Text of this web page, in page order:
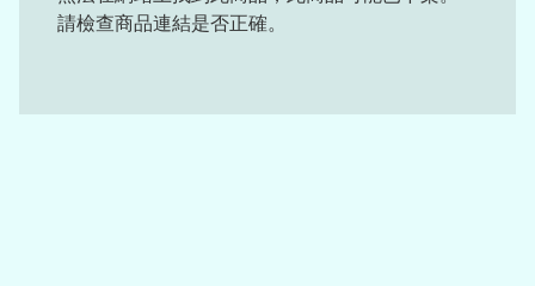
請檢查商品連結是否正確。